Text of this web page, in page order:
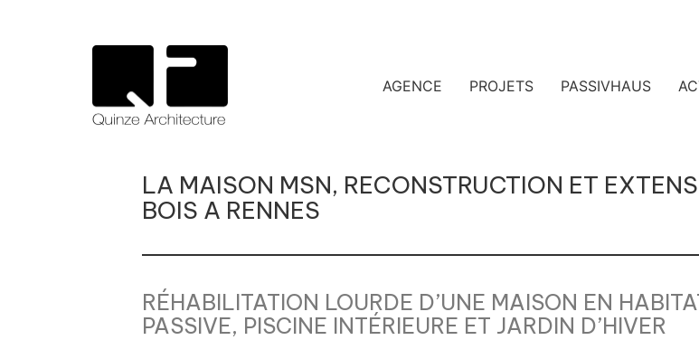
AGENCE PROJETS PASSIVHAUS
LA MAISON MSN, RECONSTRUCTION ET
BOIS A RENNES
RÉHABILITATION LOURDE D’UNE MAISON EN
PASSIVE, PISCINE INTÉRIEURE ET JARDIN D’HIVER